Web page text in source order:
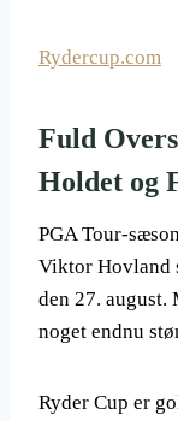
Rydercup.com
Fuld
Holdet og
PGA Tour-
Viktor Hovland
den 27. august.
noget endnu
Ryder Cup er